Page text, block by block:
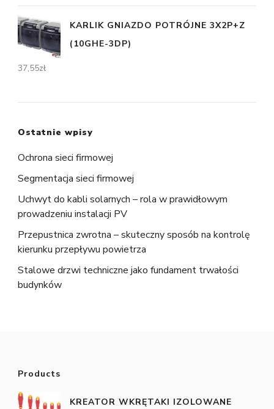
KARLIK GNIAZDO POTRÓJNE 3X2P+Z
(10GHE-3DP)
37,55zł
Ostatnie wpisy
Ochrona sieci firmowej
Segmentacja sieci firmowej
Uchwyt do kabli solarnych – rola w prawidłowym
prowadzeniu instalacji PV
Przepustnica zwrotna – skuteczny sposób na kontrolę
kierunku przepływu powietrza
Stalowe drzwi techniczne jako fundament trwałości
budynków
Products
KREATOR WKRĘTAKI IZOLOWANE